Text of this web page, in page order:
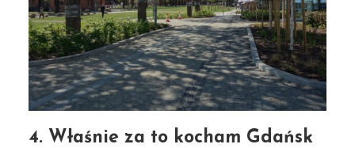
4. Właśnie za to kocham Gdańsk